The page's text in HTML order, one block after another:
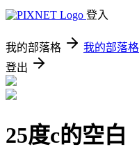
登入
我的部落格 我的部落
登出
25度c的空白